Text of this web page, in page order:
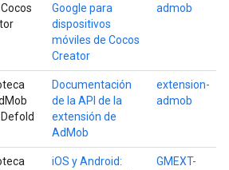
Google para
dispositivos
móviles de Cocos
Creator
admob
Documentación
de la API de la
extensión de
AdMob
extension-
admob
iOS y Android:
GMEXT-